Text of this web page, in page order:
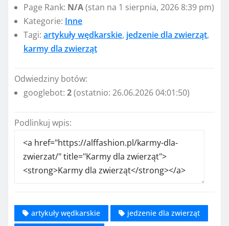
Page Rank: N/A(stan na 1 sierpnia, 2026 8:39 pm)
Kategorie: Inne
Tagi: artykuły wędkarskie, jedzenie dla zwierząt,
karmy dla zwierząt
Odwiedziny botów:
googlebot: 2(ostatnio: 26.06.2026 04:01:50)
Podlinkuj wpis:
artykuły wędkarskie
jedzenie dla zwierząt